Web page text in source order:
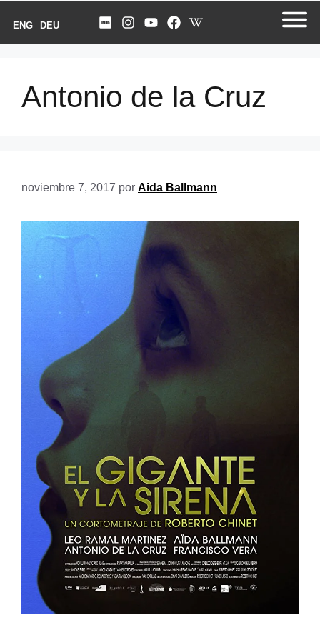
ENG DEU
Antonio de la Cruz
noviembre 7, 2017 por Aida Ballmann